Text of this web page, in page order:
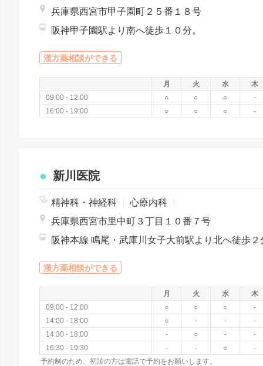
兵庫県西宮市甲子園町２５番１８号
阪神甲子園駅より南へ徒歩１０分。
漢方薬相談ができる
月 火 水
木
09:00 - 12:00
○ ○ ○
-
16:00 - 19:00
○ ○ ○ -
新川医院
精神科・神経科 心療内科
兵庫県西宮市里中町３丁目１０番７号
阪神本線 鳴尾・武庫川女子大前駅より北へ徒歩２
漢方薬相談ができる
月 火 水
木
09:00 - 12:00
○ ○ ○
-
14:00 - 18:00
○ - -
-
14:30 - 18:00
- ○ -
-
16:30 - 19:30
- - ○
-
予約制のため、初診の方は電話で予約をお願いします。